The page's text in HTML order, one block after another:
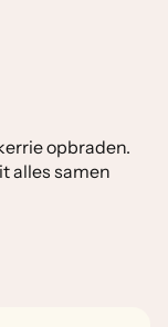
opbraden.
alles samen